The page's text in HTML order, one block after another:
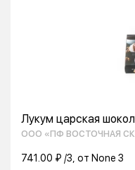
Лукум царская
ООО «ПФ ВОСТОЧНАЯ
741.00 ₽ /3, от None 3